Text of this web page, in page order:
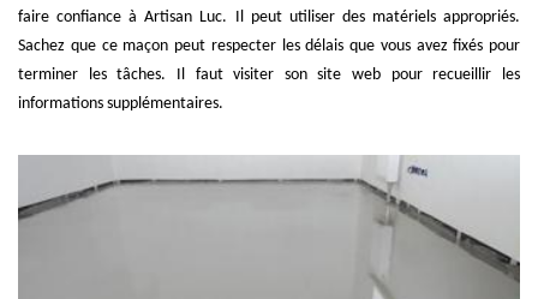
faire confiance à Artisan Luc. Il peut utiliser des matériels appropriés.
Sachez que ce maçon peut respecter les délais que vous avez fixés pour
terminer les tâches. Il faut visiter son site web pour recueillir les
informations supplémentaires.